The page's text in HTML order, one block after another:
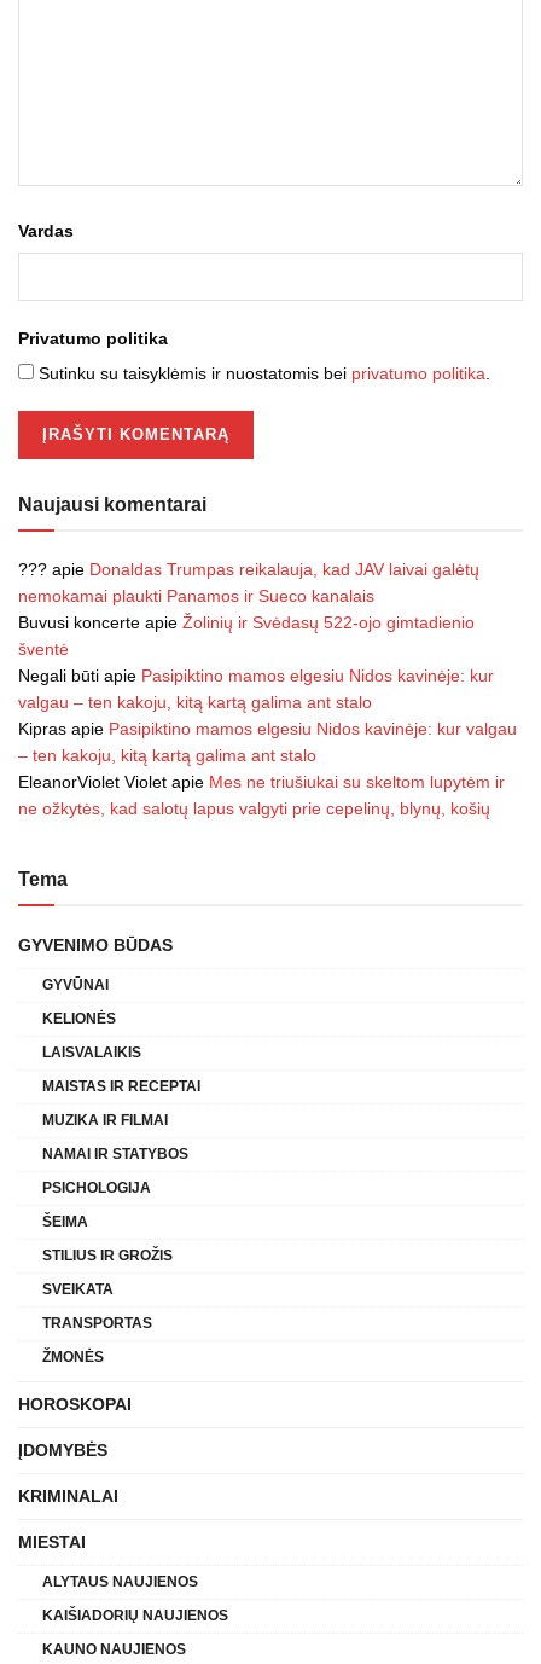
Vardas
Privatumo politika
Sutinku su taisyklėmis ir nuostatomis bei privatumo politika
Naujausi komentarai
??? apie Donaldas Trumpas reikalauja, kad JAV laivai galėtų
nemokamai plaukti Panamos ir Sueco kanalais
Buvusi koncerte apie Žolinių ir Svėdasų 522-ojo gimtadienio
šventė
Negali būti apie Pasipiktino mamos elgesiu Nidos kavinėje: kur
valgau – ten kakoju, kitą kartą galima ant stalo
Kipras apie Pasipiktino mamos elgesiu Nidos kavinėje: kur valgau
– ten kakoju, kitą kartą galima ant stalo
EleanorViolet Violet apie Mes ne triušiukai su skeltom lupytėm ir
ne ožkytės, kad salotų lapus valgyti prie cepelinų, blynų, košių
Tema
GYVENIMO BŪDAS
GYVŪNAI
KELIONĖS
LAISVALAIKIS
MAISTAS IR RECEPTAI
MUZIKA IR FILMAI
NAMAI IR STATYBOS
PSICHOLOGIJA
ŠEIMA
STILIUS IR GROŽIS
SVEIKATA
TRANSPORTAS
ŽMONĖS
HOROSKOPAI
ĮDOMYBĖS
KRIMINALAI
MIESTAI
ALYTAUS NAUJIENOS
KAIŠIADORIŲ NAUJIENOS
KAUNO NAUJIENOS